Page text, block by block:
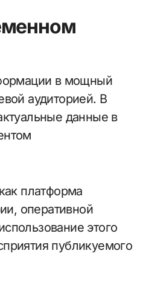
аудиторией. В
данные в
платформа
оперативной
этого
публикуемого